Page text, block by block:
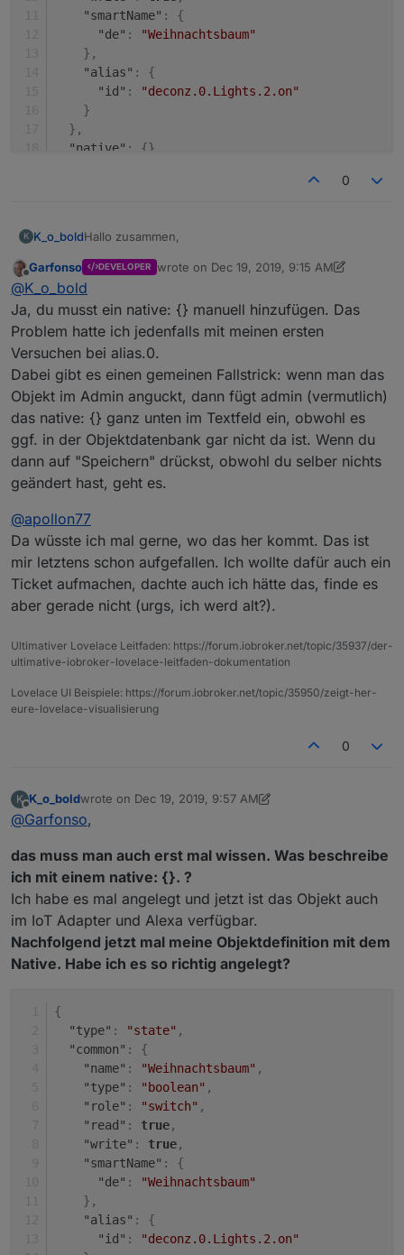
"smartName" :
{
"de" :
"Weihnachtsbaum"
} ,
"alias" :
{
"id" :
"deconz.0.Lights.2.on"
}
} ,
"native" : {}
"state":
1638
,
"_id"
"type"
}
0
K K_o_boldHallo zusammen,
ich würde gerne ein Alias Objekt im IoT Adapter als
Alexa Gerät definieren. Allerdings funktioniert das
nicht. Es poppt nur ein Fenster auf, mit der Meldung,
dass das Gerät nicht angelegt wurde.
Gibt es diesbezüglich etwas zu beachten?
Offline
Garfonso DEVELOPER wrote on Dec 19, 2019, 9:15 AM
last edited by GarfonsoDec 19, 2019, 10:16
@K_o_bold
Ja, du musst ein native: {} manuell hinzufügen. Das
Problem hatte ich jedenfalls mit meinen ersten
Versuchen bei alias.0.
Dabei gibt es einen gemeinen Fallstrick: wenn man das
Objekt im Admin anguckt, dann fügt admin (vermutlich)
das native: {} ganz unten im Textfeld ein, obwohl es
ggf. in der Objektdatenbank gar nicht da ist. Wenn du
dann auf "Speichern" drückst, obwohl du selber nichts
geändert hast, geht es.
@apollon77
Da wüsste ich mal gerne, wo das her kommt. Das ist
mir letztens schon aufgefallen. Ich wollte dafür auch ein
Ticket aufmachen, dachte auch ich hätte das, finde es
aber gerade nicht (urgs, ich werd alt?).
Ultimativer Lovelace Leitfaden: https://forum.iobroker.net/topic/35937/der-
ultimative-iobroker-lovelace-leitfaden-dokumentation
Lovelace UI Beispiele: https://forum.iobroker.net/topic/35950/zeigt-her-
eure-lovelace-visualisierung
0
K
Offline
K_o_boldwrote on Dec 19, 2019, 9:57 AM
last edited by K_o_bold Dec 19, 2019, 10:58 AM
@Garfonso,
das muss man auch erst mal wissen. Was beschreibe
ich mit einem native: {}. ?
Ich habe es mal angelegt und jetzt ist das Objekt auch
im IoT Adapter und Alexa verfügbar.
Nachfolgend jetzt mal meine Objektdefinition mit dem
Native. Habe ich es so richtig angelegt?
{
"type" : "state" ,
"common" :
{
"name" : "Weihnachtsbaum" ,
"type" : "boolean" ,
"role" : "switch" ,
"read" : true,
"write" : true,
"smartName" :
{
"de" :
"Weihnachtsbaum"
} ,
"alias" :
{
"id" :
"deconz.0.Lights.2.on"